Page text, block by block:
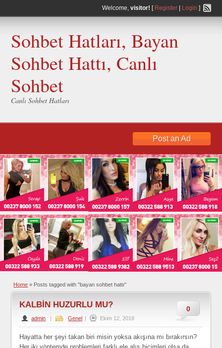
Welcome, visitor! [ Register| Login ]
Sohbet Hatları, Bayan
Sohbet Hattı, Canlı
Sohbet
Canlı Sohbet Hatları
Post an Ad
Home » Posts tagged with "bayan sohbet hattı"
0
KALBİN HUZURLU MU?
admin | Genel | Ekim 12, 2018
Hayatta her şeyi takan biri misin yoksa akışına mı bırakırsın?